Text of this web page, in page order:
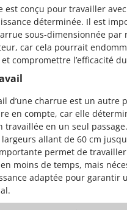
est conçu pour travailler
déterminée. Il est
sous-dimensionnée par
car cela pourrait
compromettre l’efficacité
d’une charrue est un autre
en compte, car elle
en un seul
allant de 60 cm
permet de
moins de temps, mais
adaptée pour garantir